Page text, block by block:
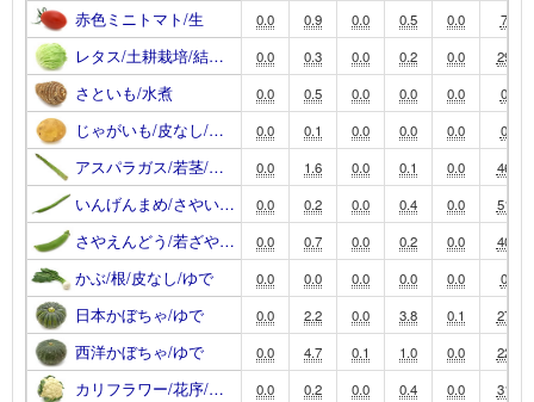
赤色ミニトマト/生 0.0 0.9 0.0 0.5 0.0 7
レタス/土耕栽培/結… 0.0 0.3 0.0 0.2 0.0 29
さといも/水煮 0.0 0.5 0.0 0.0 0.0 0
じゃがいも/皮なし/… 0.0 0.1 0.0 0.0 0.0 0
アスパラガス/若茎/… 0.0 1.6 0.0 0.1 0.0 46
いんげんまめ/さやい… 0.0 0.2 0.0 0.4 0.0 51
さやえんどう/若ざや… 0.0 0.7 0.0 0.2 0.0 40
かぶ/根/皮なし/ゆで 0.0 0.0 0.0 0.0 0.0 0
日本かぼちゃ/ゆで 0.0 2.2 0.0 3.8 0.1 27
西洋かぼちゃ/ゆで 0.0 4.7 0.1 1.0 0.0 22
カリフラワー/花序/… 0.0 0.2 0.0 0.4 0.0 31